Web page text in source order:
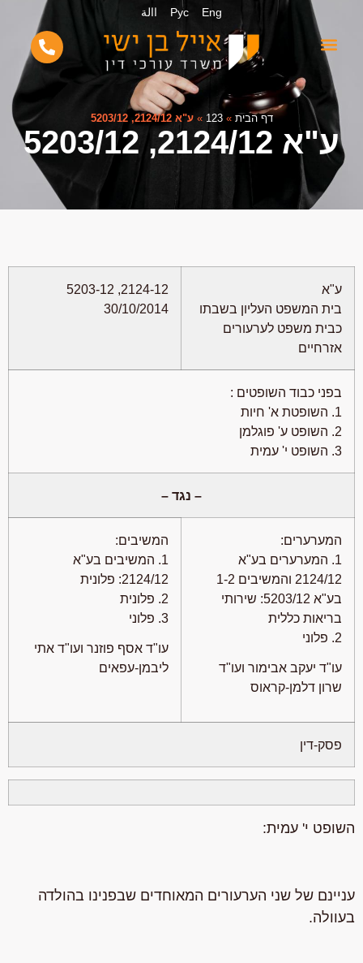
Eng
Рус االة
דף הבית»
123
» ע"א 2124/12, 5203/12
ע"א 2124/12, 5203/12
ע"א
בית המשפט העליון בשבתו
כבית משפט לערעורים
אזרחיים
2124-12, 5203-12
30/10/2014
בפני כבוד השופטים :
1. השופטת א' חיות
2. השופט ע' פוגלמן
3. השופט י' עמית
– נגד –
המערערים:
1. המערערים בע"א
2124/12 והמשיבים 1-2
בע"א 5203/12: שירותי
בריאות כללית
2. פלוני
עו"ד יעקב אבימור ועו"ד
שרון דלמן-קראוס
המשיבים:
1. המשיבים בע"א
2124/12: פלונית
2. פלונית
3. פלוני
עו"ד אסף פוזנר ועו"ד אתי
ליבמן-עפאים
פסק-דין
השופט י' עמית:
עניינם של שני הערעורים המאוחדים שבפנינו בהולדה
בעוולה.